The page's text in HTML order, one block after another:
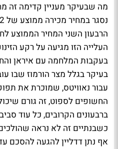
מה שבעיקר מעניין קדימה זה
העלייה הזו מגיעה על רקע
בעקבות המלחמה עם איראן
בעיקר בגלל מצר הורמוז שבו
עבור נאוויטס, שמוכרת את
החשופים לספוט, זה גורם
ברבעונים הקרובים, כל עוד
כשבנתיים זה לא נראה
אף נתן דדליין להגעה להסכם